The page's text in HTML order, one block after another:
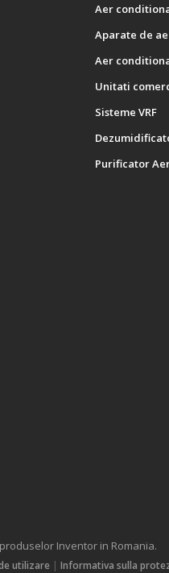
Aer
Aparate de
Aer
Unitati
Sisteme VRF
Purificator
Inventor in Romania.
utilizare | Informativa sulla